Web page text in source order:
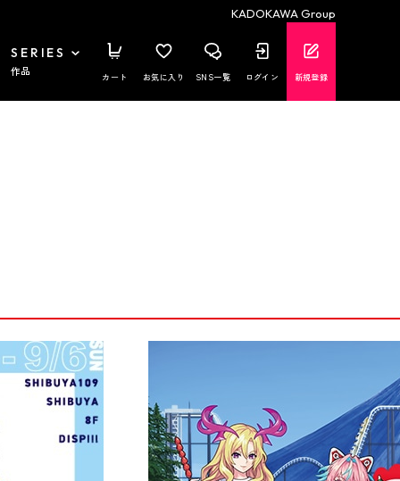
KADOKAWA Group
SERIES
作品 カート お気に入り SNS一覧 ログイン 新規登録